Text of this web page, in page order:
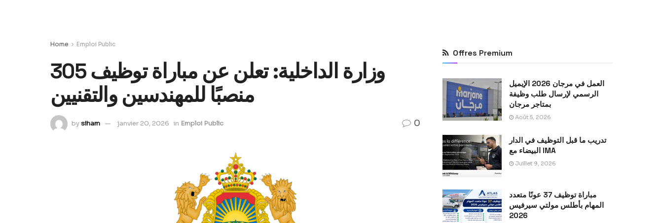
Home Emploi Public
وزارة الداخلية: تعلن عن مباراة توظيف 305
منصبًا للمهندسين والتقنيين
bysiham janvier 20, 2026 in Emploi Public 0
Offres Premium
العمل في مرجان 2026 الإيميل
الرسمي لإرسال طلب وظيفة
بمتاجر مرجان
Août 5, 2026
تدريب ما قبل التوظيف في الدار
البيضاء مع IMA
Juillet 9, 2026
مباراة توظيف 37 عونًا متعدد
المهام بأطلس مولتي سيرفيس
2026